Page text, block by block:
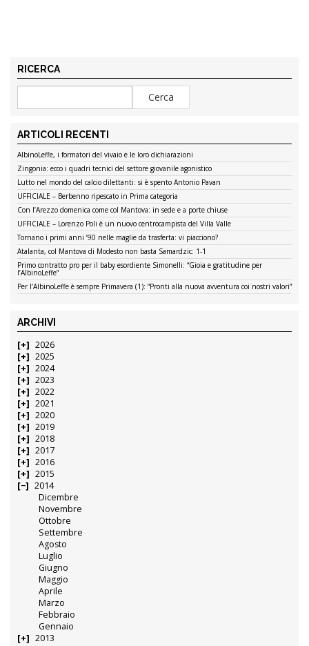
RICERCA
ARTICOLI RECENTI
AlbinoLeffe, i formatori del vivaio e le loro dichiarazioni
Zingonia: ecco i quadri tecnici del settore giovanile agonistico
Lutto nel mondo del calcio dilettanti: si è spento Antonio Pavan
UFFICIALE – Berbenno ripescato in Prima categoria
Con l’Arezzo domenica come col Mantova: in sede e a porte chiuse
UFFICIALE – Lorenzo Poli è un nuovo centrocampista del Villa Valle
Tornano i primi anni ’90 nelle maglie da trasferta: vi piacciono?
Atalanta, col Mantova di Modesto non basta Samardzic: 1-1
Primo contratto pro per il baby esordiente Simonelli: “Gioia e gratitudine per
l’AlbinoLeffe”
Per l’AlbinoLeffe è sempre Primavera (1): “Pronti alla nuova avventura coi nostri valori”
ARCHIVI
2026
2025
2024
2023
2022
2021
2020
2019
2018
2017
2016
2015
2014
Dicembre
Novembre
Ottobre
Settembre
Agosto
Luglio
Giugno
Maggio
Aprile
Marzo
Febbraio
Gennaio
2013